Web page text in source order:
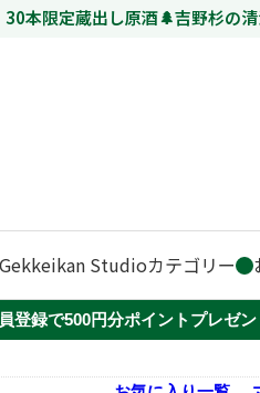
30本限定蔵出し原酒🌲吉野杉の
Gekkeikan Studioカテゴリー
登録で500円分ポイントプレゼン